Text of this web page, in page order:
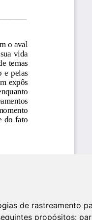
de rastreamento
propósitos: